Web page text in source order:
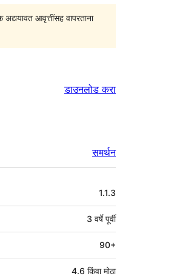
आवृत्तींसह वापरताना
डाउनलोड करा
समर्थन
1.1.3
3 वर्षेपूर्वी
90+
4.6 किंवा मोठा